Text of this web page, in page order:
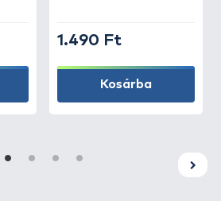
1.490 Ft
Kosárba